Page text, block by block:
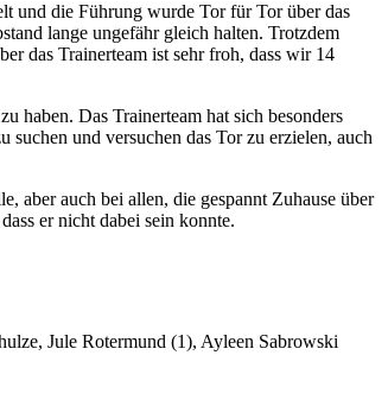
und die Führung wurde Tor für Tor über das
lange ungefähr gleich halten. Trotzdem
das Trainerteam ist sehr froh, dass wir 14
haben. Das Trainerteam hat sich besonders
und versuchen das Tor zu erzielen, auch
aber auch bei allen, die gespannt Zuhause über
er nicht dabei sein konnte.
Jule Rotermund (1), Ayleen Sabrowski